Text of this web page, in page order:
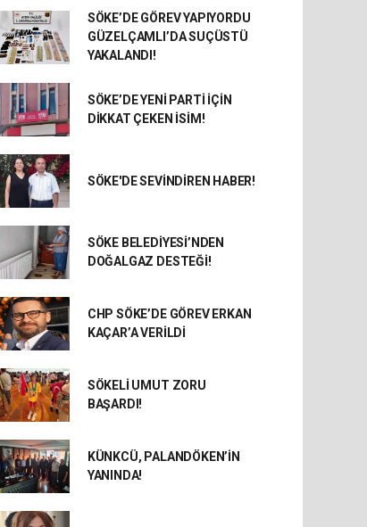
SÖKE’DE GÖREV YAPIYORDU
GÜZELÇAMLI’DA SUÇÜSTÜ
YAKALANDI!
SÖKE’DE YENİ PARTİ İÇİN
DİKKAT ÇEKEN İSİM!
SÖKE'DE SEVİNDİREN HABER!
SÖKE BELEDİYESİ’NDEN
DOĞALGAZ DESTEĞİ!
CHP SÖKE’DE GÖREV ERKAN
KAÇAR’A VERİLDİ
SÖKELİ UMUT ZORU
BAŞARDI!
KÜNKCÜ, PALANDÖKEN’İN
YANINDA!